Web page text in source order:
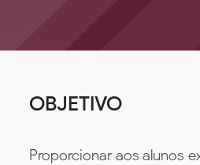
OBJETIVO
Proporcionar aos alunos